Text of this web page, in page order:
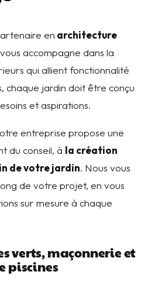
en architecture
accompagne dans la
qui allient fonctionnalité
chaque jardin doit être conçu
et aspirations.
entreprise propose une
du conseil, à la création
de votre jardin. Nous vous
de votre projet, en vous
sur mesure à chaque
verts, maçonnerie et
piscines